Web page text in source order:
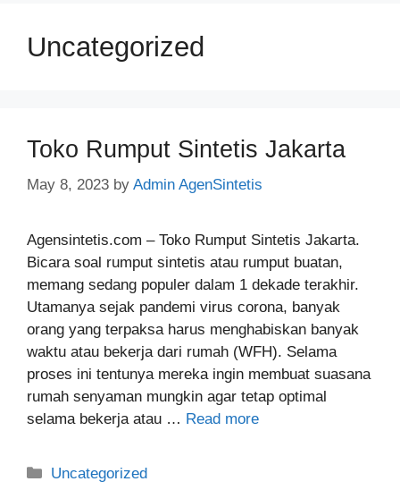
Uncategorized
Toko Rumput Sintetis Jakarta
May 8, 2023 by Admin AgenSintetis
Agensintetis.com – Toko Rumput Sintetis Jakarta.
Bicara soal rumput sintetis atau rumput buatan,
memang sedang populer dalam 1 dekade terakhir.
Utamanya sejak pandemi virus corona, banyak
orang yang terpaksa harus menghabiskan banyak
waktu atau bekerja dari rumah (WFH). Selama
proses ini tentunya mereka ingin membuat suasana
rumah senyaman mungkin agar tetap optimal
selama bekerja atau … Read more
Categories
Uncategorized